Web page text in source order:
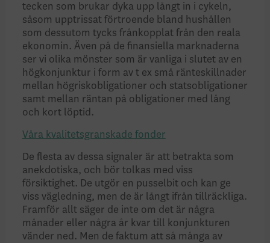
tecken som brukar dyka upp långt in i cykeln,
såsom upptrissat förtroende bland hushållen
som dessutom tycks frånkopplat från den reala
ekonomin. Även på de finansiella marknaderna
ser vi olika mönster som är vanliga i slutet av en
högkonjunktur i form av t ex små ränteskillnader
mellan högriskobligationer och statsobligationer
samt mellan räntan på obligationer med lång
och kort löptid.
Våra kvalitetsgranskade fonder
De flesta av dessa signaler är att betrakta som
anekdotiska, och bör tolkas med viss
försiktighet. De utgör en pusselbit och kan ge
viss vägledning, men de är långt ifrån tillräckliga.
Framför allt säger de inte om det är några
månader eller några år kvar till konjunkturen
vänder ned. Men de faktum att så många av